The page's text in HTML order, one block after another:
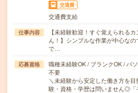
交通費
交通費支給
仕事内容
【未経験歓迎！すぐ覚えられる
ん！】シンプルな作業が中心な
で…
応募資格
職種未経験OK / ブランクOK / パ
不要
＼未経験から安定した働き方を
験・資格・学歴は問いません◎